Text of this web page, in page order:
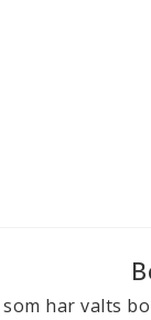
som har valts